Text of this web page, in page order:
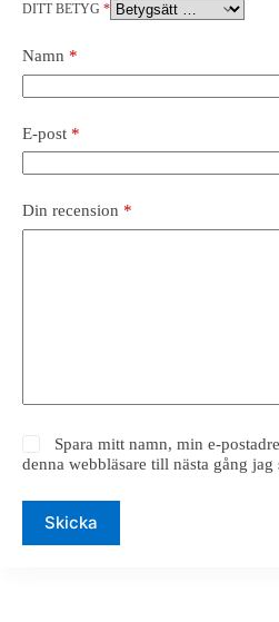
DITT BETYG *
Namn *
E-post *
Din recension *
Spara mitt namn, min e-
denna webbläsare till nästa gång
Skicka